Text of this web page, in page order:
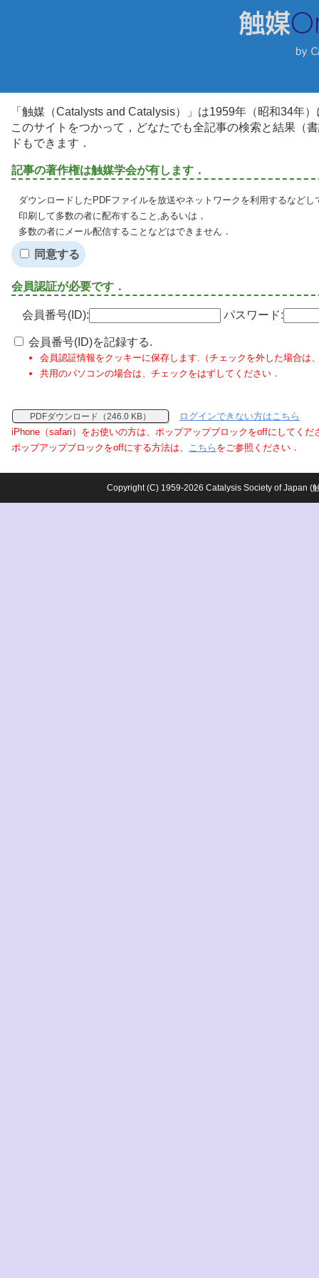
「触媒（Catalysts and Catalysis）」は1959年（昭和34年
このサイトをつかって，どなたでも全記事の検索と結果（
ドもできます．
記事の著作権は触媒学会が有します．
ダウンロードしたPDFファイルを放送やネットワークを利用するなど
印刷して多数の者に配布すること,あるいは，
多数の者にメール配信することなどはできません．
同意する
会員認証が必要です．
会員番号(ID): パスワード:
会員番号(ID)を記録する.
会員認証情報をクッキーに保存します.（チェックを外した場合は
共用のパソコンの場合は、チェックをはずしてください．
PDFダウンロード（246.0 KB）
ログインできない方はこちら
iPhone（safari）をお使いの方は、ポップアップブロックをoffにしてくだ
ポップアップブロックをoffにする方法は、 こちら をご参照ください．
Copyright (C) 1959-2026 Catalysis Society of Japan (